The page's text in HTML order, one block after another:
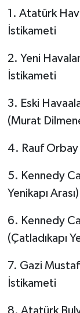
1. Atatürk
İstikameti
2. Yeni
İstikameti
3. Eski
(Murat
4. Rauf
5. Kennedy
Yenikapı Arası)
6. Kennedy
(Çatladıkapı
7. Gazi
İstikameti
8. Atatürk